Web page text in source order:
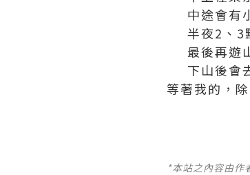
中途會有
半夜2、3
最後再遊
下山後會
等著我的，
*本站之內容由作